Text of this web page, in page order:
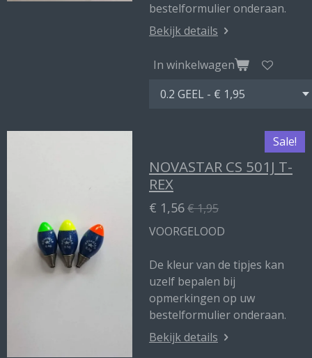
bestelformulier onderaan.
Bekijk details
In winkelwagen
Sale!
NOVASTAR CS 501J T-
REX
€ 1,56€ 1,95
VOORGELOOD
De kleur van de tipjes kan
uzelf bepalen bij
opmerkingen op uw
bestelformulier onderaan.
Bekijk details